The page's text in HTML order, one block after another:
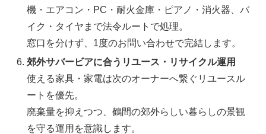
機・エアコン・PC・耐火金庫・ピアノ・消火器、バ
イク・タイヤまで法令ルートで処理。
窓口を分けず、1度のお問い合わせで完結します。
郊外サバービアに合うリユース・リサイクル運用
使える家具・家電は次のオーナーへ繋ぐリユースル
ートを優先。
廃棄量を抑えつつ、鶴間の郊外らしい暮らしの景観
を守る運用を意識します。